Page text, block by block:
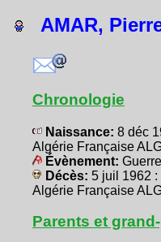
AMAR,
Chronologie
Naissance: 8 déc
Algérie Française
Évènement:
Décès: 5 juil 1962 :
Algérie Française
Parents et